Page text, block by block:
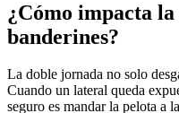
¿Cómo impacta
banderines?
La doble jornada no solo
Cuando un lateral queda
seguro es mandar la pelota a